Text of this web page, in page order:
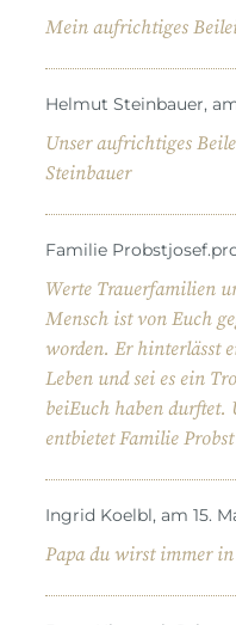
Mein aufrichtiges
Helmut Steinbauer,
Unser aufrichtiges
Steinbauer
Familie
Werte Trauerfamilien
Mensch ist von Euch
worden. Er hinterlässt
Leben und sei es ein
beiEuch haben
entbietet Familie
Ingrid Koelbl, am 15.
Papa du wirst immer